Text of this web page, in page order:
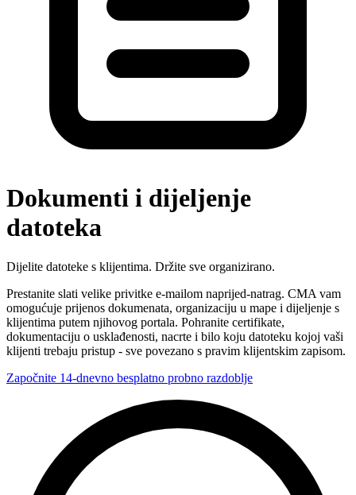
Dokumenti i dijeljenje
datoteka
Dijelite datoteke s klijentima. Držite sve organizirano.
Prestanite slati velike privitke e-mailom naprijed-natrag. CMA vam
omogućuje prijenos dokumenata, organizaciju u mape i dijeljenje s
klijentima putem njihovog portala. Pohranite certifikate,
dokumentaciju o usklađenosti, nacrte i bilo koju datoteku kojoj vaši
klijenti trebaju pristup - sve povezano s pravim klijentskim zapisom.
Započnite 14-dnevno besplatno probno razdoblje